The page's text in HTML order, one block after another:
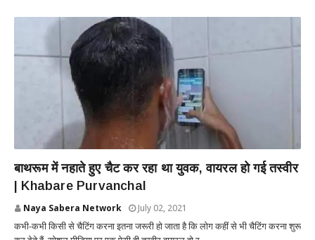
बाथरूम में नहाते हुए चैट कर रहा था युवक, वायरल हो गई तस्वीर
| Khabare Purvanchal
Naya Sabera Network July 02, 2021
कभी-कभी किसी से चैटिंग करना इतना जरूरी हो जाता है कि लोग कहीं से भी चैटिंग करना शुरू